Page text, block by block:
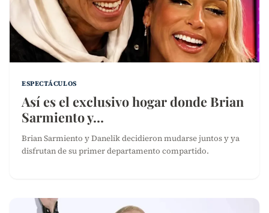
ESPECTÁCULOS
Así es el exclusivo hogar donde Brian
Sarmiento y…
Brian Sarmiento y Danelik decidieron mudarse juntos y ya
disfrutan de su primer departamento compartido.